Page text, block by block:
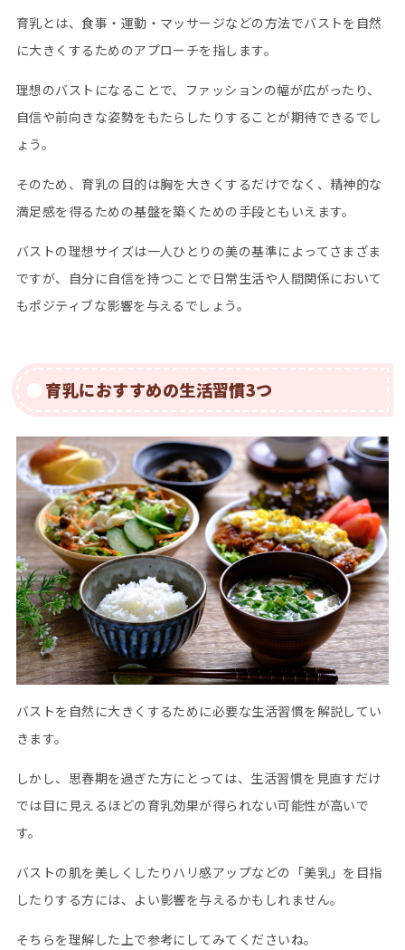
育乳とは、食事・運動・マッサージなどの方法でバストを自然
に大きくするためのアプローチを指します。
理想のバストになることで、ファッションの幅が広がったり、
自信や前向きな姿勢をもたらしたりすることが期待できるでし
ょう。
そのため、育乳の目的は胸を大きくするだけでなく、精神的な
満足感を得るための基盤を築くための手段ともいえます。
バストの理想サイズは一人ひとりの美の基準によってさまざま
ですが、自分に自信を持つことで日常生活や人間関係において
もポジティブな影響を与えるでしょう。
育乳におすすめの生活習慣3つ
バストを自然に大きくするために必要な生活習慣を解説してい
きます。
しかし、思春期を過ぎた方にとっては、生活習慣を見直すだけ
では目に見えるほどの育乳効果が得られない可能性が高いで
す。
バストの肌を美しくしたりハリ感アップなどの「美乳」を目指
したりする方には、よい影響を与えるかもしれません。
そちらを理解した上で参考にしてみてくださいね。